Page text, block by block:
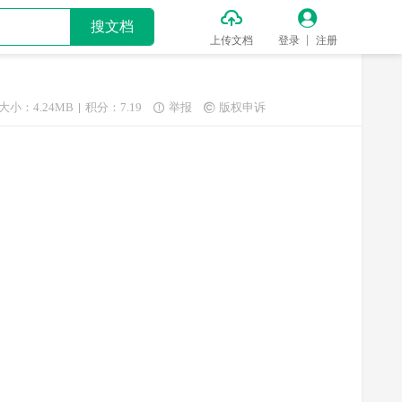
搜文档 
上传文档

登录 注册
小：4.24MB 积分：7.19  举报  版权申诉